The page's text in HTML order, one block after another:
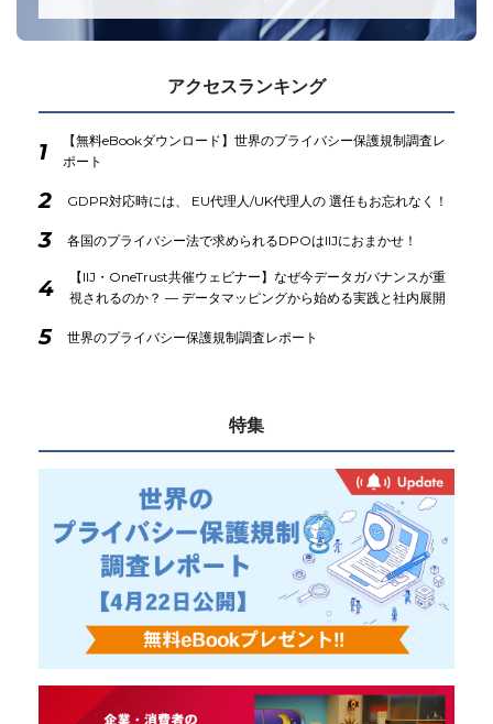
アクセスランキング
1
【無料eBookダウンロード】世界のプライバシー保護規制調査レ
ポート
2 GDPR対応時には、 EU代理人/UK代理人の 選任もお忘れなく！
3 各国のプライバシー法で求められるDPOはIIJにおまかせ！
4
【IIJ・OneTrust共催ウェビナー】なぜ今データガバナンスが重
視されるのか？ ― データマッピングから始める実践と社内展開
5 世界のプライバシー保護規制調査レポート
特集